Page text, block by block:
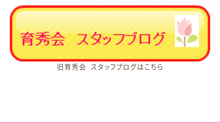
旧育秀会 スタッフブログはこちら